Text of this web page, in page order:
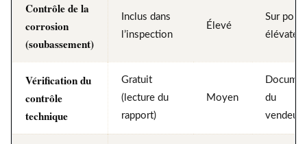
Contrôle de la
corrosion
(soubassement)
Inclus dans
l’inspection
Élevé
Sur pont
élévateur
Vérification du
contrôle
technique
Gratuit
(lecture du
rapport)
Moyen
du
vendeur